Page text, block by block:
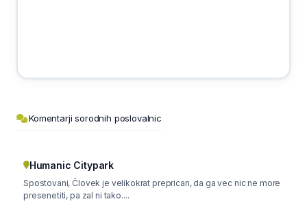
Komentarji sorodnih poslovalnic
Humanic Citypark
Spostovani, Človek je velikokrat preprican, da ga vec nic ne more
presenetiti, pa zal ni tako....